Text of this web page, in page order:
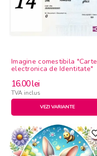
Imagine comestibila "Carte
electronica de Identitate"
16.00lei
TVA inclus
VEZI VARIANTE